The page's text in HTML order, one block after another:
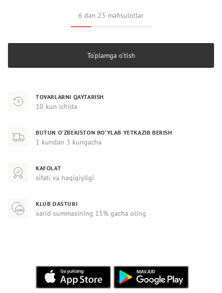
6 dan 23 mahsulotlar
To‘plamga o‘tish
TOVARLARNI QAYTARISH
10 kun ichida
BUTUN O‘ZBEKISTON BO‘YLAB YETKAZIB BERISH
1 kundan 3 kungacha
KAFOLAT
sifati va haqiqiyligi
KLUB DASTURI
xarid summasining 15% gacha oling